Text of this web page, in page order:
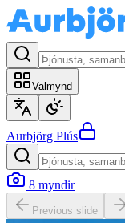
Valmynd
Aurbjörg Plús
8 myndir
Previous slide